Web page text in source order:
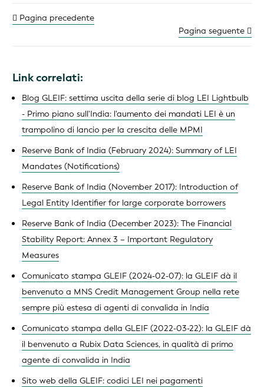
Pagina precedente
Pagina seguente
Link correlati:
Blog GLEIF: settima uscita della serie di blog LEI Lightbulb
- Primo piano sull'India: l'aumento dei mandati LEI è un
trampolino di lancio per la crescita delle MPMI
Reserve Bank of India (February 2024): Summary of LEI
Mandates (Notifications)
Reserve Bank of India (November 2017): Introduction of
Legal Entity Identifier for large corporate borrowers
Reserve Bank of India (December 2023): The Financial
Stability Report: Annex 3 – Important Regulatory
Measures
Comunicato stampa GLEIF (2024-02-07): la GLEIF dà il
benvenuto a MNS Credit Management Group nella rete
sempre più estesa di agenti di convalida in India
Comunicato stampa della GLEIF (2022-03-22): la GLEIF dà
il benvenuto a Rubix Data Sciences, in qualità di primo
agente di convalida in India
Sito web della GLEIF: codici LEI nei pagamenti